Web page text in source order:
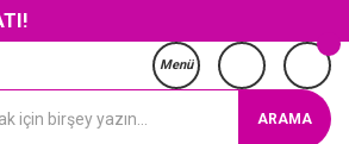
Menü
ARAMA